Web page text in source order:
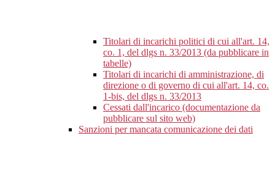
Titolari di incarichi politici di cui all'art. 14,
co. 1, del dlgs n. 33/2013 (da pubblicare in
tabelle)
Titolari di incarichi di amministrazione, di
direzione o di governo di cui all'art. 14, co.
1-bis, del dlgs n. 33/2013
Cessati dall'incarico (documentazione da
pubblicare sul sito web)
Sanzioni per mancata comunicazione dei dati